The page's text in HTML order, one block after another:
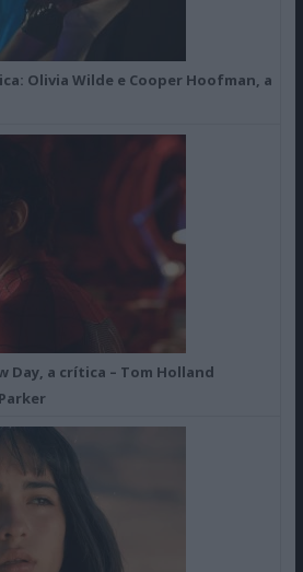
Olivia Wilde e Cooper Hoofman, a
Day, a crítica – Tom Holland